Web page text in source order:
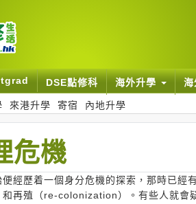
DSE點修科 海外升學
來港升學 寄宿 內地升學
危機
便經歷着一個身分危機的探索，那時已
再殖（re-colonization）。有些人就會